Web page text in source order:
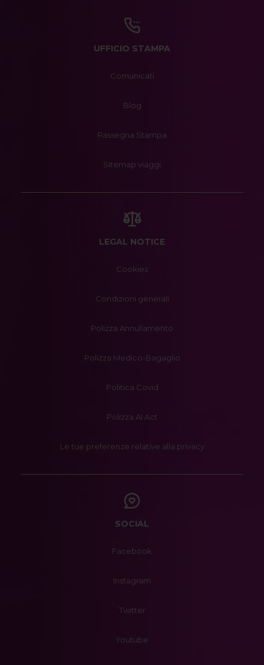
UFFICIO STAMPA
Comunicati
Blog
Rassegna Stampa
Sitemap viaggi
LEGAL NOTICE
Cookies
Condizioni generali
Polizza Annullamento
Polizza Medico-Bagaglio
Politica Covid
Polizza AI Act
Le tue preferenze relative alla privacy
SOCIAL
Facebook
Instagram
Twitter
Youtube